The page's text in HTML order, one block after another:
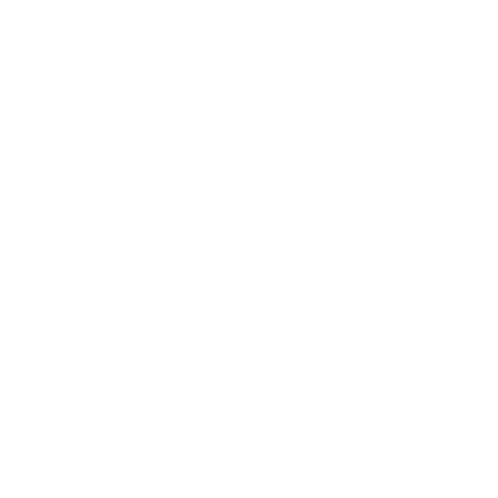
ありません。
です。
ず変更すること